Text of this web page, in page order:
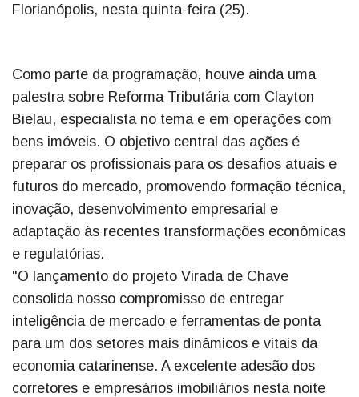
Florianópolis, nesta quinta-feira (25).
Como parte da programação, houve ainda uma
palestra sobre Reforma Tributária com Clayton
Bielau, especialista no tema e em operações com
bens imóveis. O objetivo central das ações é
preparar os profissionais para os desafios atuais e
futuros do mercado, promovendo formação técnica,
inovação, desenvolvimento empresarial e
adaptação às recentes transformações econômicas
e regulatórias.
"O lançamento do projeto Virada de Chave
consolida nosso compromisso de entregar
inteligência de mercado e ferramentas de ponta
para um dos setores mais dinâmicos e vitais da
economia catarinense. A excelente adesão dos
corretores e empresários imobiliários nesta noite